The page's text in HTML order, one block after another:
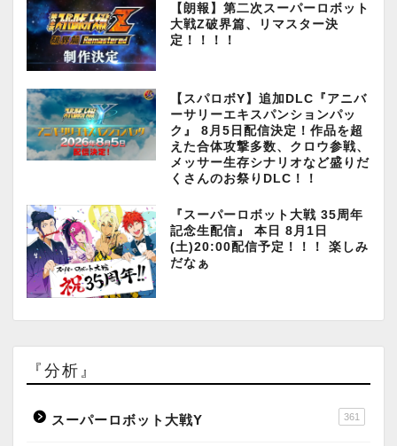
【朗報】第二次スーパーロボット
大戦Z破界篇、リマスター決
定！！！！
【スパロボY】追加DLC『アニバ
ーサリーエキスパンションパッ
ク』 8月5日配信決定！作品を超
えた合体攻撃多数、クロウ参戦、
メッサー生存シナリオなど盛りだ
くさんのお祭りDLC！！
『スーパーロボット大戦 35周年
記念生配信』 本日 8月1日
(土)20:00配信予定！！！ 楽しみ
だなぁ
『分析』
スーパーロボット大戦Y 361